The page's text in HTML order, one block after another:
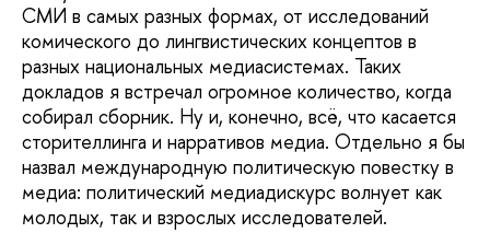
СМИ в самых разных формах, от исследований
комического до лингвистических концептов в
разных национальных медиасистемах. Таких
докладов я встречал огромное количество, когда
собирал сборник. Ну и, конечно, всё, что касается
сторителлинга и нарративов медиа. Отдельно я бы
назвал международную политическую повестку в
медиа: политический медиадискурс волнует как
молодых, так и взрослых исследователей.